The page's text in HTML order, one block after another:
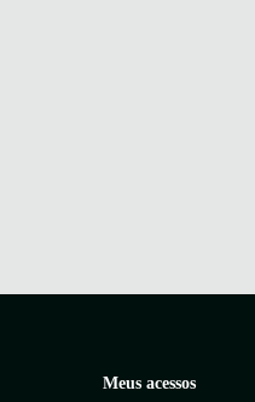
Meus acessos